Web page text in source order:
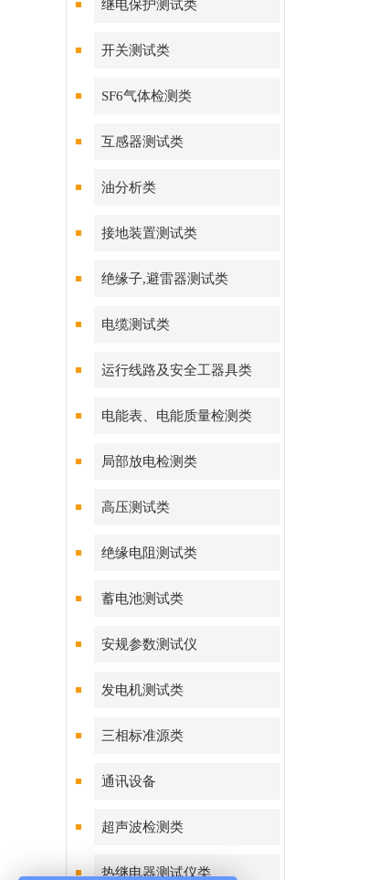
继电保护测试类
开关测试类
SF6气体检测类
互感器测试类
油分析类
接地装置测试类
绝缘子,避雷器测试类
电缆测试类
运行线路及安全工器具类
电能表、电能质量检测类
局部放电检测类
高压测试类
绝缘电阻测试类
蓄电池测试类
安规参数测试仪
发电机测试类
三相标准源类
通讯设备
超声波检测类
热继电器测试仪类